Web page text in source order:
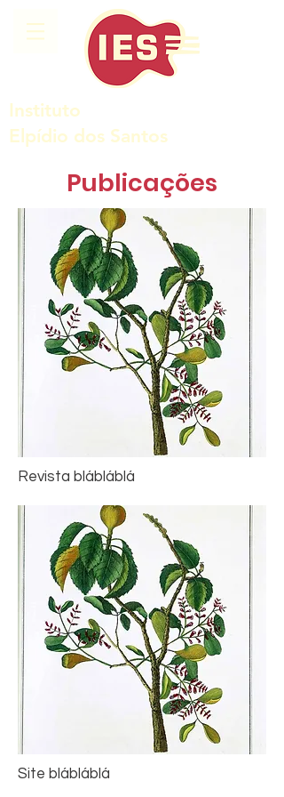
Instituto
Elpídio dos Santos
Publicações
Revista blábláblá
Site blábláblá